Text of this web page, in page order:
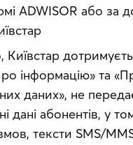
ADWISOR або за
Київстар
інформацію» та
даних», не
дані абонентів, у
тексти SMS/